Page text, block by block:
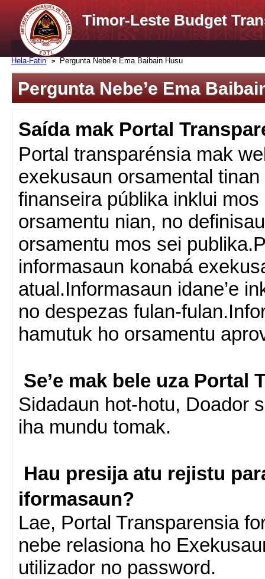
Timor-Leste Budget
Hela-Fatin Pergunta Nebe’e Ema Baibain Husu
Pergunta Nebe’e Ema
Saída mak Portal
Portal transparénsia mak
exekusaun orsamental
finanseira públika inklui
orsamentu nian, no
orsamentu mos sei
informasaun konabá
atual.Informasaun idane’e
no despezas fulan-
hamutuk ho orsamentu
Se’e mak bele uza Portal
Sidadaun hot-hotu, Doador
iha mundu tomak.
Hau presija atu rejistu
iformasaun?
Lae, Portal Transparensia
nebe relasiona ho
utilizador no password.